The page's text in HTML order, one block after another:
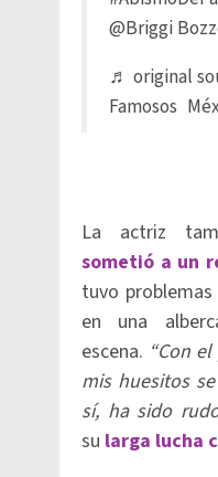
@Briggi
♬ original
Famosos
La actriz
sometió a un
tuvo
en una
escena. “Con
mis huesitos
sí, ha sido
su larga lucha